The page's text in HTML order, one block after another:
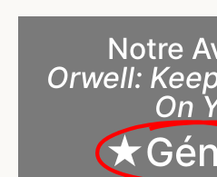
Notre
Orwell:
On